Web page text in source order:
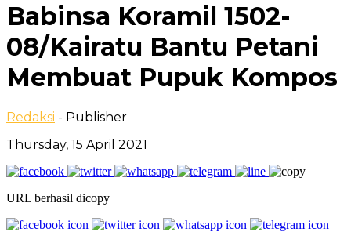
Babinsa Koramil 1502-
08/Kairatu Bantu Petani
Membuat Pupuk Kompos
Redaksi - Publisher
Thursday, 15 April 2021
URL berhasil dicopy